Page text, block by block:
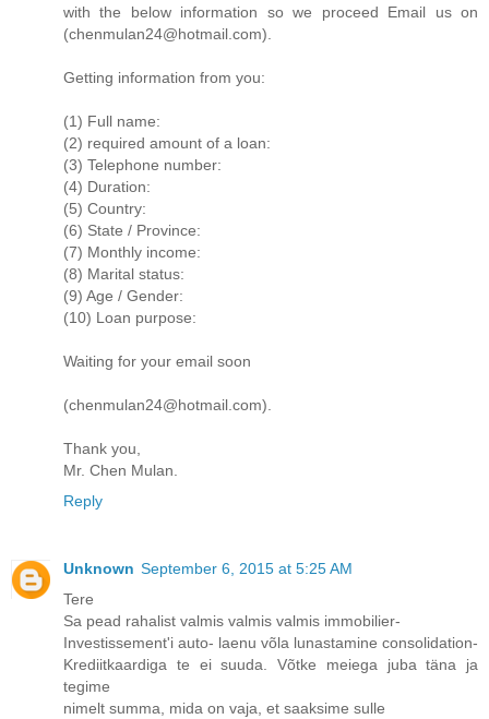
with the below information so we proceed Email us on
(chenmulan24@hotmail.com).
Getting information from you:
(1) Full name:
(2) required amount of a loan:
(3) Telephone number:
(4) Duration:
(5) Country:
(6) State / Province:
(7) Monthly income:
(8) Marital status:
(9) Age / Gender:
(10) Loan purpose:
Waiting for your email soon
(chenmulan24@hotmail.com).
Thank you,
Mr. Chen Mulan.
Reply
Unknown September 6, 2015 at 5:25 AM
Tere
Sa pead rahalist valmis valmis valmis immobilier-
Investissement'i auto- laenu võla lunastamine consolidation-
Krediitkaardiga te ei suuda. Võtke meiega juba täna ja
tegime
nimelt summa, mida on vaja, et saaksime sulle